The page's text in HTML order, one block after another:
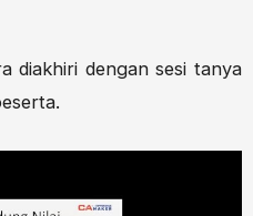
diakhiri dengan sesi tanya